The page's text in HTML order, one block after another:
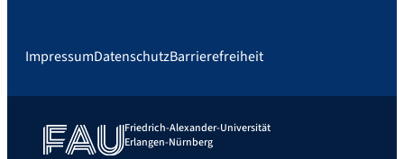
ImpressumDatenschutzBarrierefreiheit
Friedrich-Alexander-Universität
Erlangen-Nürnberg